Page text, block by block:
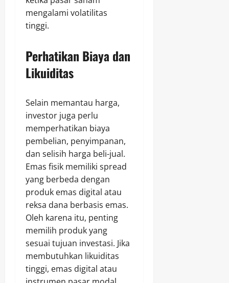
mengalami volatilitas
tinggi.
Perhatikan Biaya dan
Likuiditas
Selain memantau harga,
investor juga perlu
memperhatikan biaya
pembelian, penyimpanan,
dan selisih harga beli-jual.
Emas fisik memiliki spread
yang berbeda dengan
produk emas digital atau
reksa dana berbasis emas.
Oleh karena itu, penting
memilih produk yang
sesuai tujuan investasi. Jika
membutuhkan likuiditas
tinggi, emas digital atau